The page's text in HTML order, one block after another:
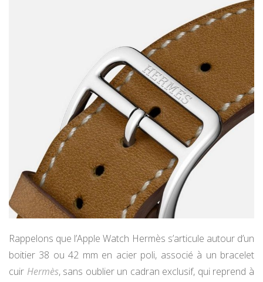
Rappelons que l’Apple Watch Hermès s’articule autour d’un
boitier 38 ou 42 mm en acier poli, associé à un bracelet
cuir Hermès, sans oublier un cadran exclusif, qui reprend à